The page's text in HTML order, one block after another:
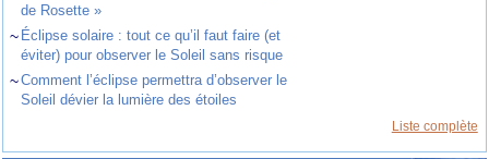
de Rosette »
~ Éclipse solaire : tout ce qu’il faut faire (et
éviter) pour observer le Soleil sans risque
~Comment l’éclipse permettra d’observer le
Soleil dévier la lumière des étoiles
Liste complète